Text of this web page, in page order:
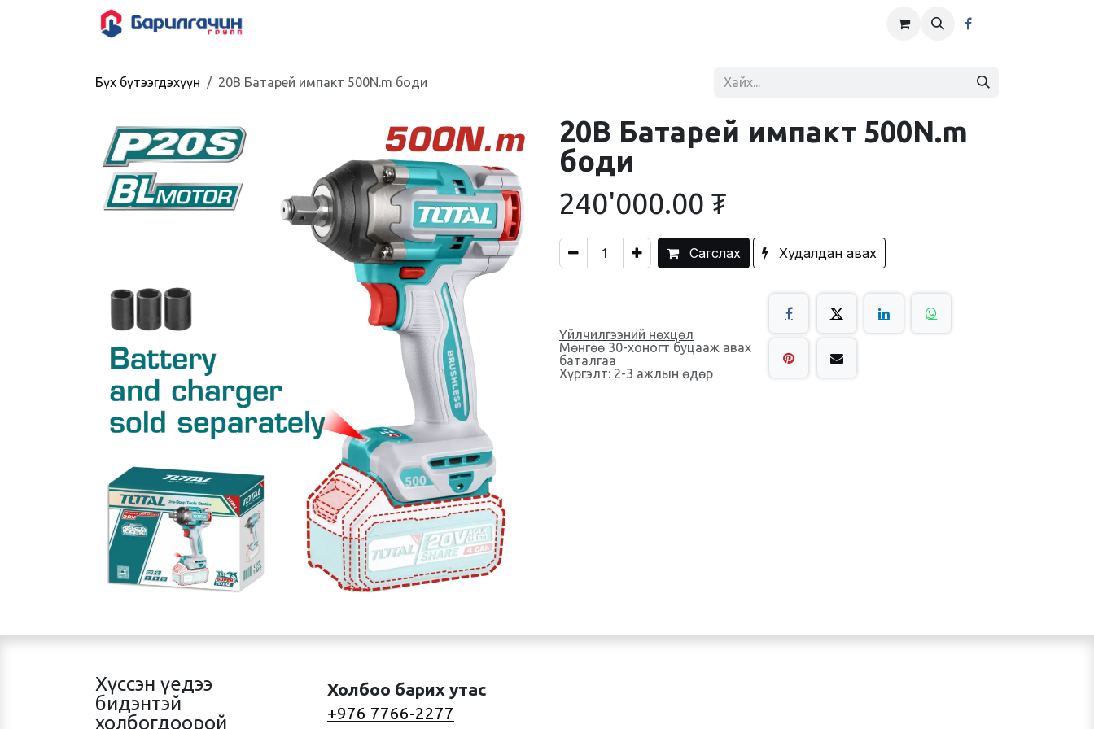
Бүх бүтээгдэхүүн 20В Батарей импакт 500N.m боди
20В Батарей импакт 500N.m
боди
240'000.00 ₮
Сагслах Худалдан авах
Үйлчилгээний нөхцөл
Мөнгөө 30-хоногт буцааж авах
баталгаа
Хүргэлт: 2-3 ажлын өдөр
Хүссэн үедээ
бидэнтэй
холбогдоорой
Холбоо барих утас
+976 7766-2277